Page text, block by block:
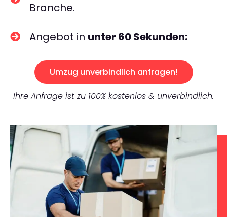
Branche.
Angebot in unter 60 Sekunden:
Umzug unverbindlich anfragen!
Ihre Anfrage ist zu 100% kostenlos & unverbindlich.